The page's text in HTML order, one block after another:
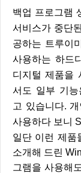
백업 프로그램 생각을 하면 생각이 나는 것은 아마도 현재
서비스가 중단
공하는 트루이
사용하는 하드
디지털 제품을
서도 일부 기능
고 있습니다.
사용하다 보니
일단 이런 제품들을 사용하고 있지 않았으면 지난 시간에
소개해 드린
그램을 사용해